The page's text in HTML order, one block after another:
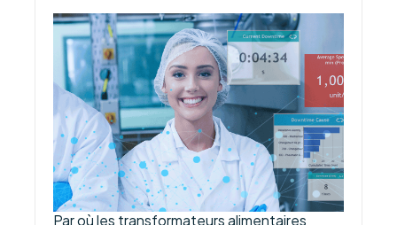
Par où les transformateurs alimentaires